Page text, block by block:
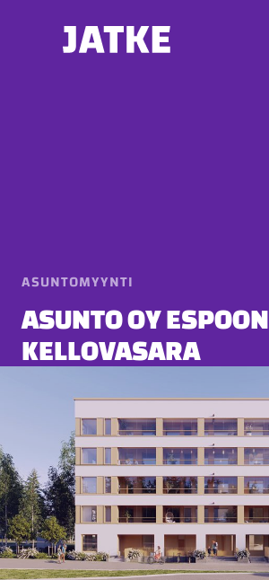
ASUNTOMYYNTI
ASUNTO OY ESPOON
KELLOVASARA